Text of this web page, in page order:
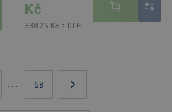
Kč
338.26 Kč s DPH
... 68